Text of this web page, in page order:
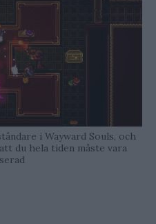
i Wayward Souls, och
du hela tiden måste vara